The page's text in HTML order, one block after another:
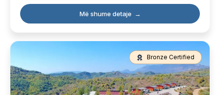
Më shume detaje →
Bronze Certified